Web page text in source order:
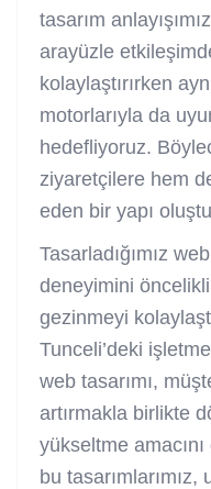
tasarım
arayüzle
kolaylaştırırken
motorlarıyla da
hedefliyoruz.
ziyaretçilere hem
eden bir yapı
Tasarladığımız
deneyimini
gezinmeyi
Tunceli’deki
web tasarımı,
artırmakla birlikte
yükseltme
bu tasarımlarımız,